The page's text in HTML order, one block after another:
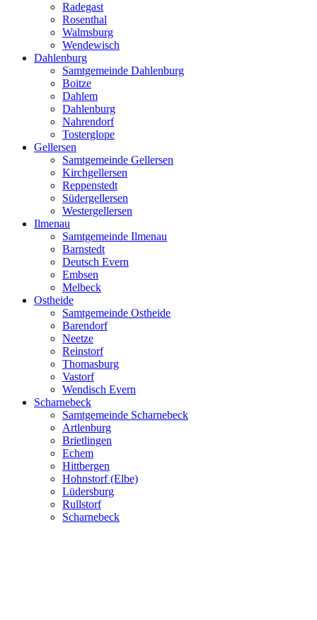
Radegast
Rosenthal
Walmsburg
Wendewisch
Dahlenburg
Samtgemeinde Dahlenburg
Boitze
Dahlem
Dahlenburg
Nahrendorf
Tosterglope
Gellersen
Samtgemeinde Gellersen
Kirchgellersen
Reppenstedt
Südergellersen
Westergellersen
Ilmenau
Samtgemeinde Ilmenau
Barnstedt
Deutsch Evern
Embsen
Melbeck
Ostheide
Samtgemeinde Ostheide
Barendorf
Neetze
Reinstorf
Thomasburg
Vastorf
Wendisch Evern
Scharnebeck
Samtgemeinde Scharnebeck
Artlenburg
Brietlingen
Echem
Hittbergen
Hohnstorf (Elbe)
Lüdersburg
Rullstorf
Scharnebeck